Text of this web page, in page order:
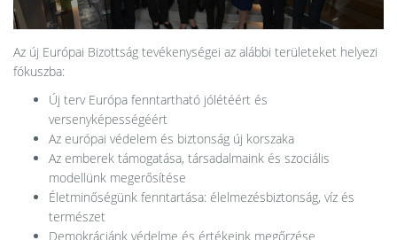
Az új Európai Bizottság tevékenységei az alábbi területeket helyezi
fókuszba:
Új terv Európa fenntartható jólétéért és
versenyképességéért
Az európai védelem és biztonság új korszaka
Az emberek támogatása, társadalmaink és szociális
modellünk megerősítése
Életminőségünk fenntartása: élelmezésbiztonság, víz és
természet
Demokráciánk védelme és értékeink megőrzése